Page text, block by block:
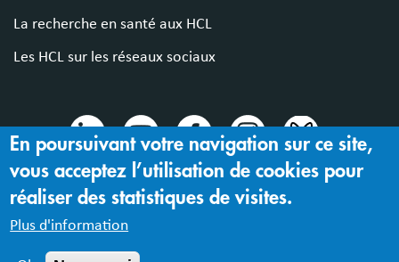
La recherche en santé aux HCL
Les HCL sur les réseaux sociaux
Mentions légales |
Accessibilité : partiellement conforme
En poursuivant votre navigation sur ce site,
vous acceptez l’utilisation de cookies pour
réaliser des statistiques de visites.
Plus d'information